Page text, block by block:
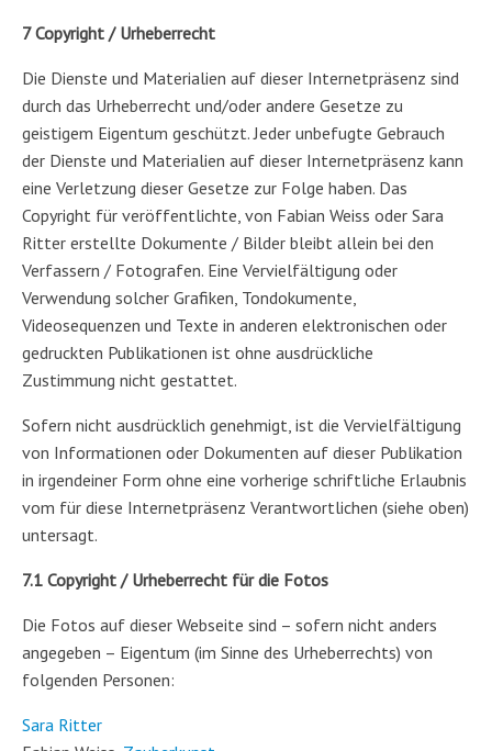
7 Copyright / Urheberrecht
Die Dienste und Materialien auf dieser Internetpräsenz sind
durch das Urheberrecht und/oder andere Gesetze zu
geistigem Eigentum geschützt. Jeder unbefugte Gebrauch
der Dienste und Materialien auf dieser Internetpräsenz kann
eine Verletzung dieser Gesetze zur Folge haben. Das
Copyright für veröffentlichte, von Fabian Weiss oder Sara
Ritter erstellte Dokumente / Bilder bleibt allein bei den
Verfassern / Fotografen. Eine Vervielfältigung oder
Verwendung solcher Grafiken, Tondokumente,
Videosequenzen und Texte in anderen elektronischen oder
gedruckten Publikationen ist ohne ausdrückliche
Zustimmung nicht gestattet.
Sofern nicht ausdrücklich genehmigt, ist die Vervielfältigung
von Informationen oder Dokumenten auf dieser Publikation
in irgendeiner Form ohne eine vorherige schriftliche Erlaubnis
vom für diese Internetpräsenz Verantwortlichen (siehe oben)
untersagt.
7.1 Copyright / Urheberrecht für die Fotos
Die Fotos auf dieser Webseite sind – sofern nicht anders
angegeben – Eigentum (im Sinne des Urheberrechts) von
folgenden Personen:
Sara Ritter